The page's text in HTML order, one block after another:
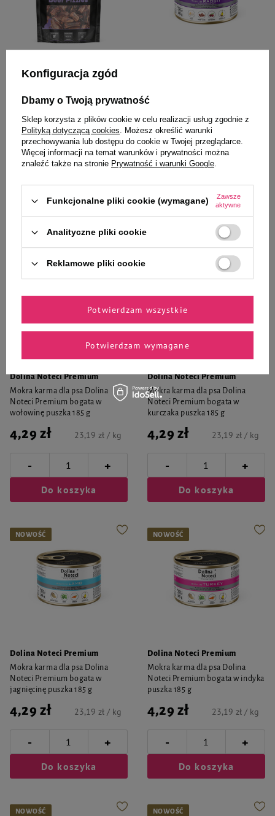
Piper Animals
naturalne dla psa suszone penisy
wołowe 200 g
Najniższa cena z 30 dni przed
obniżką 48,75 zł -79%
9,99 zł 49,95 zł / kg
- +
Do koszyka
Noteci Premium bogata w
4,29 zł 23,19 zł / kg
- +
Do koszyka
Dolina Noteci Premium
Mokra karma dla psa Dolina
Noteci Premium bogata w
wołowinę puszka 185 g
4,29 zł 23,19 zł / kg
- +
Do koszyka
Dolina Noteci Premium
Mokra karma dla psa Dolina
Noteci Premium bogata w
kurczaka puszka 185 g
4,29 zł 23,19 zł / kg
- +
Do koszyka
NOWOŚĆ
Dolina Noteci Premium
Mokra karma dla psa Dolina
Noteci Premium bogata w
jagnięcinę puszka 185 g
4,29 zł 23,19 zł / kg
- +
Do koszyka
NOWOŚĆ
Dolina Noteci Premium
Mokra karma dla psa Dolina
Noteci Premium bogata w indyka
puszka 185 g
4,29 zł 23,19 zł / kg
- +
Do koszyka
NOWOŚĆ NOWOŚĆ
Konfiguracja zgód
Dbamy o Twoją prywatność
Sklep korzysta z plików cookie w celu realizacji usług zgodnie z
Polityką dotyczącą cookies. Możesz określić warunki
przechowywania lub dostępu do cookie w Twojej przeglądarce.
Więcej informacji na temat warunków i prywatności można
znaleźć także na stronie Prywatność i warunki Google.
Funkcjonalne pliki cookie (wymagane)
Zawsze
aktywne
Analityczne pliki cookie
Reklamowe pliki cookie
Potwierdzam wymagane
Potwierdzam wszystkie